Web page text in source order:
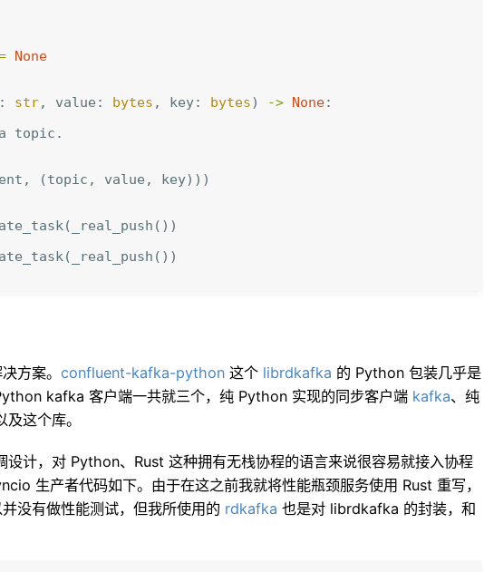
None
: str, value : bytes , key: bytes) -> None:
topic.
, (topic , value , key)))
( _real_push ())
( _real_push ())
方案。 confluent-kafka-python 这个 librdkafka 的 Python 包装几乎是
kafka 客户端一共就三个， 纯 Python 实现的同步客户端 kafka、 纯
及这个库。
设计， 对 Python、 Rust 这种拥有无栈协程的语言来说很容易就接入协程
生产者代码如下。 由于在这之前我就将性能瓶颈服务使用 Rust 重写，
没有做性能测试， 但我所使用的 rdkafka 也是对 librdkafka 的封装， 和